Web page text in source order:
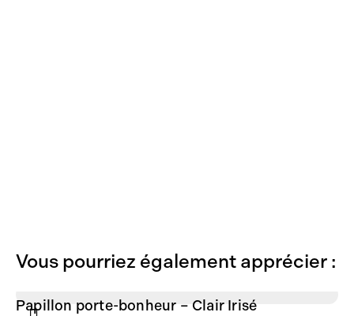
Vous pourriez également apprécier :
Papillon porte-bonheur – Clair Irisé